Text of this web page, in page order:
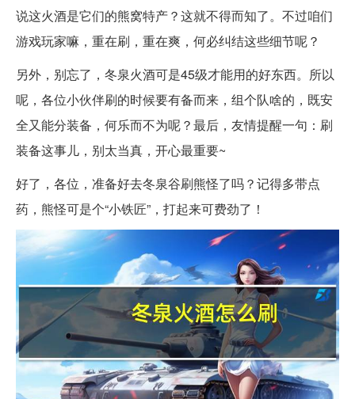
说这火酒是它们的熊窝特产？这就不得而知了。不过咱们
游戏玩家嘛，重在刷，重在爽，何必纠结这些细节呢？
另外，别忘了，冬泉火酒可是45级才能用的好东西。所以
呢，各位小伙伴刷的时候要有备而来，组个队啥的，既安
全又能分装备，何乐而不为呢？最后，友情提醒一句：刷
装备这事儿，别太当真，开心最重要~
好了，各位，准备好去冬泉谷刷熊怪了吗？记得多带点
药，熊怪可是个“小铁匠”，打起来可费劲了！